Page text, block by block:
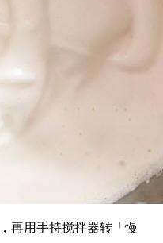
再用手持搅拌器转「慢